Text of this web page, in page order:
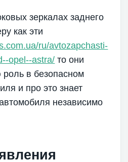
зеркалах заднего
как эти
ru/avtozapchasti-
opel--astra/ то они
в безопасном
и про это знает
независимо